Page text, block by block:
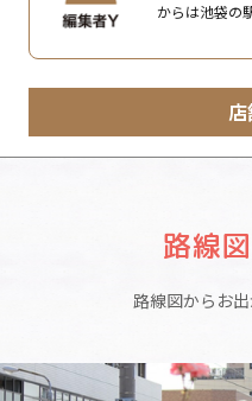
からは池袋の
路線
路線図からお